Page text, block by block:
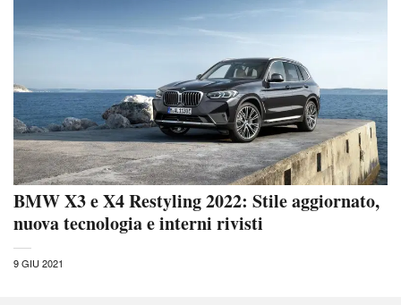
BMW X3 e X4 Restyling 2022: Stile aggiornato,
nuova tecnologia e interni rivisti
9 GIU 2021